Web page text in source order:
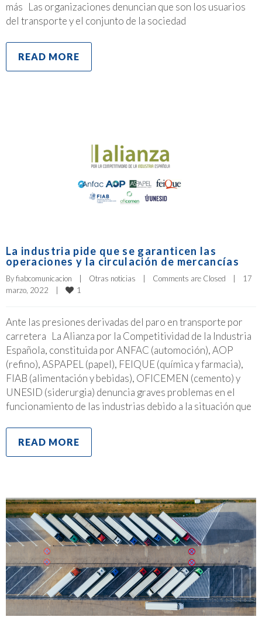
más Las organizaciones denuncian que son los usuarios
del transporte y el conjunto de la sociedad
READ MORE
La industria pide que se garanticen las
operaciones y la circulación de mercancías
By fiabcomunicacion Otras noticias Comments are Closed
17
marzo, 2022
1
Ante las presiones derivadas del paro en transporte por
carretera La Alianza por la Competitividad de la Industria
Española, constituida por ANFAC (automoción), AOP
(refino), ASPAPEL (papel), FEIQUE (química y farmacia),
FIAB (alimentación y bebidas), OFICEMEN (cemento) y
UNESID (siderurgia) denuncia graves problemas en el
funcionamiento de las industrias debido a la situación que
READ MORE